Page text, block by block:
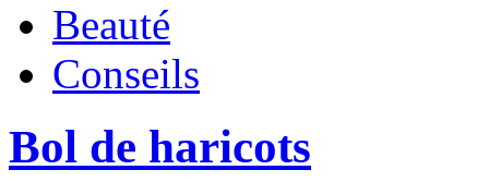
Beauté
Conseils
Bol de haricots